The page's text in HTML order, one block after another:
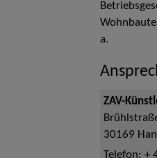
a.
ZAV-
30169
Telefon: +